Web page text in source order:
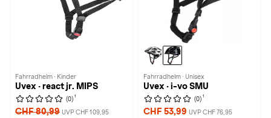
Fahrradhelm · Kinder
Uvex · react jr. MIPS
(0) 1
CHF 80,99 UVP CHF 109,95
Fahrradhelm · Unisex
Uvex · i-vo SMU
(0) 1
CHF 53,99 UVP CHF 76,95